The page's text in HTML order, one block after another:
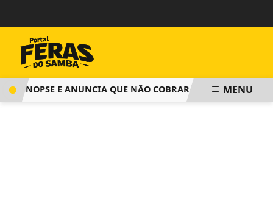
E ANUNCIA QUE NÃO COBRARÁ TAXA DEMENU